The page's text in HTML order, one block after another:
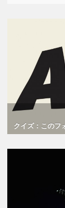
クイズ：このフ